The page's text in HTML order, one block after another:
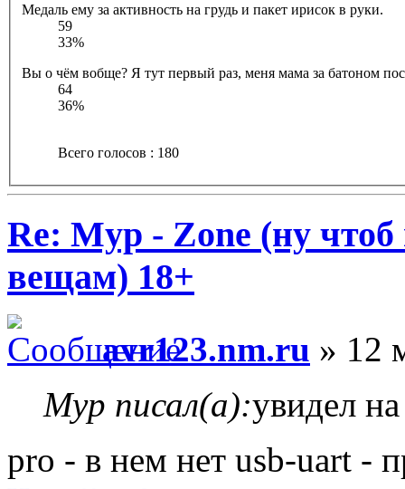
Медаль ему за активность на грудь и пакет ирисок в руки.
59
33%
Вы о чём вобще? Я тут первый раз, меня мама за батоном
64
36%
Всего голосов : 180
Re: Myp - Zone (ну
вещам) 18+
avr123.nm.ru » 12
Myp писал(а):увидел
pro - в нем нет usb-uart -